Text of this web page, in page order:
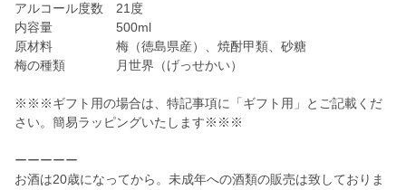
アルコール度数 21度
内容量 500ml
原材料 梅（徳島県産）、焼酎甲類、砂糖
梅の種類 月世界（げっせかい）
※※※ギフト用の場合は、特記事項に「ギフト用」とご記載くだ
さい。簡易ラッピングいたします※※※
ーーーーー
お酒は20歳になってから。未成年への酒類の販売は致しておりま